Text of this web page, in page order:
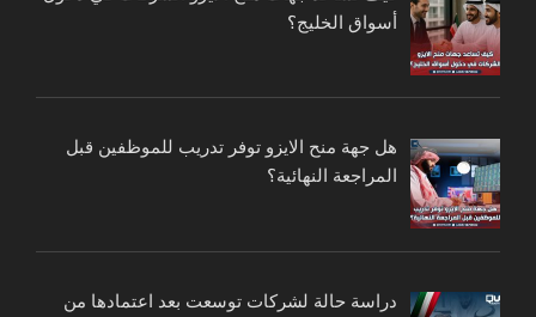
أسواق الخليج؟
هل جهة منح الايزو توفر تدريب للموظفين قبل
المراجعة النهائية؟
دراسة حالة لشركات توسعت بعد اعتمادها من